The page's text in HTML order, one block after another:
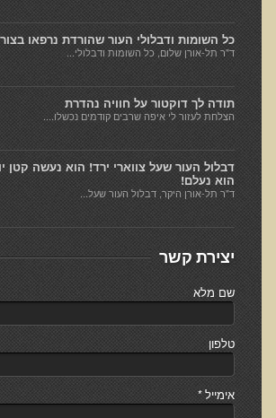
חקר יוחסין חוצה דורות MTTG
דיטוקסיפיקציה של הנפש EMDR
EMDR BSP MTTG
הארגון הישראלי לרפואת שיניים פונקציונאלית
תסמונת הנוירון הוקסי
מחקרים וספרות מדעית
רפואת שיניים ללא כספית ואמלגם
גולשים ממליצים
צור קשר
הסמכה
סדנאות מעמיקות להסמכה
טיהור רעלים
כל השומות ודבלולי העור שהורדת נרפאו
ד"ר תל-אורן שלום, כל השומות ודבלולי...
תודה לך דוקטור על חוויה נהדרת
הצלחת לעזור לי איפה שרבים קודמים נכשלו....
דבלול העור שעל צווארי ירד! הוא נעשה קטן
הוא נעלם!
ד"ר תל-אורן היקר, דבלול העור שעל...
יצירת קשר
שם מלא
טלפון
אימייל*